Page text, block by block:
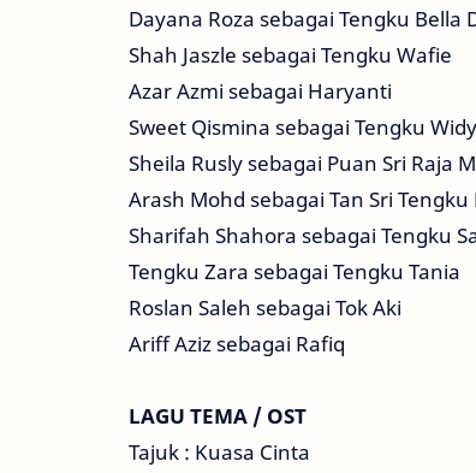
Dayana Roza sebagai Tengku Bella
Shah Jaszle sebagai Tengku Wafie
Azar Azmi sebagai Haryanti
Sweet Qismina sebagai Tengku
Sheila Rusly sebagai Puan Sri Raja
Arash Mohd sebagai Tan Sri Tengku
Sharifah Shahora sebagai Tengku
Tengku Zara sebagai Tengku Tania
Roslan Saleh sebagai Tok Aki
Ariff Aziz sebagai Rafiq
LAGU TEMA / OST
Tajuk : Kuasa Cinta